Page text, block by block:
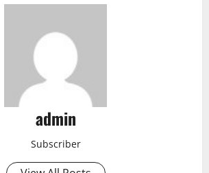
admin
Subscriber